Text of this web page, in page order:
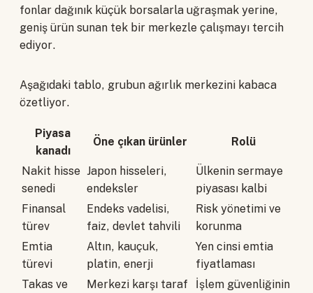
fonlar dağınık küçük borsalarla uğraşmak yerine,
geniş ürün sunan tek bir merkezle çalışmayı tercih
ediyor.
Aşağıdaki tablo, grubun ağırlık merkezini kabaca
özetliyor.
Piyasa
kanadı
Öne çıkan ürünler Rolü
Nakit hisse
senedi
Japon hisseleri,
endeksler
Ülkenin sermaye
piyasası kalbi
Finansal
türev
Endeks vadelisi,
faiz, devlet tahvili
Risk yönetimi ve
korunma
Emtia
türevi
Altın, kauçuk,
platin, enerji
Yen cinsi emtia
fiyatlaması
Takas ve
Merkezi karşı taraf
İşlem güvenliğinin